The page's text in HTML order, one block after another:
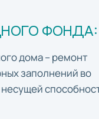
ФОНДА:
дома – ремонт
заполнений во